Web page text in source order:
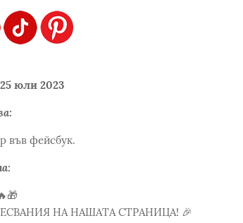
юли 2023
във фейсбук.
НА НАШАТА СТРАНИЦА! 🎉